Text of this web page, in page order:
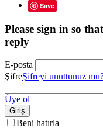
Save
Please sign in so
reply
E-posta
ŞifreŞifreyi unuttunuz
Üye ol
Giriş
Beni hatırla